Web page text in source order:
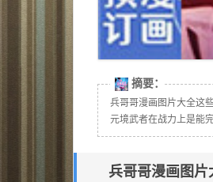
摘要：
兵哥哥漫画图片大全这
元境武者在战力上是能
兵哥哥漫画图片